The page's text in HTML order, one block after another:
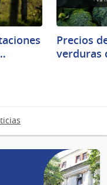
Precios
verduras